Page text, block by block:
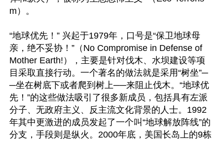
m）。
“地球优先！” 兴起于1979年，口号是“保卫地球母
亲，绝不妥协！”（No Compromise in Defense of
Mother Earth!），主要是针对伐木、水坝建设等项
目采取直接行动。一个著名的做法就是采用“树坐”─
─坐在树底下或者爬到树上──来阻止伐木。“地球优
先！”的这些做法吸引了很多新成员，包括具有左派
分子、无政府主义、反主流文化背景的人士。1992
年其中更激进的成员发起了一个叫“地球解放阵线”的
分支，手段则是纵火。2000年底，美国长岛上的9栋